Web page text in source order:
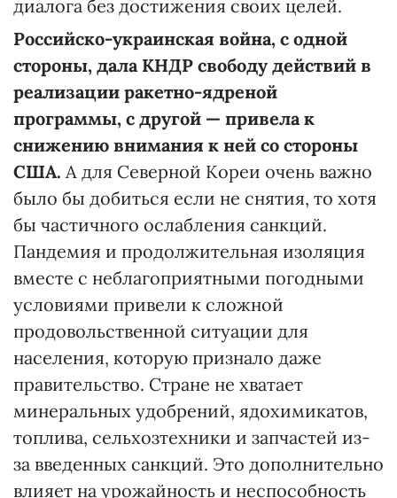
диалога без достижения своих целей.
Российско-украинская война, с одной
стороны, дала КНДР свободу действий в
реализации ракетно-ядреной
программы, с другой — привела к
снижению внимания к ней со стороны
США. А для Северной Кореи очень важно
было бы добиться если не снятия, то хотя
бы частичного ослабления санкций.
Пандемия и продолжительная изоляция
вместе с неблагоприятными погодными
условиями привели к сложной
продовольственной ситуации для
населения, которую признало даже
правительство. Стране не хватает
минеральных удобрений, ядохимикатов,
топлива, сельхозтехники и запчастей из-
за введенных санкций. Это дополнительно
влияет на урожайность и неспособность